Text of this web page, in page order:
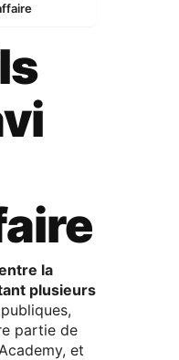
la
plusieurs
partie de
et